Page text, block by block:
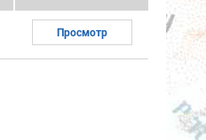
Просмотр